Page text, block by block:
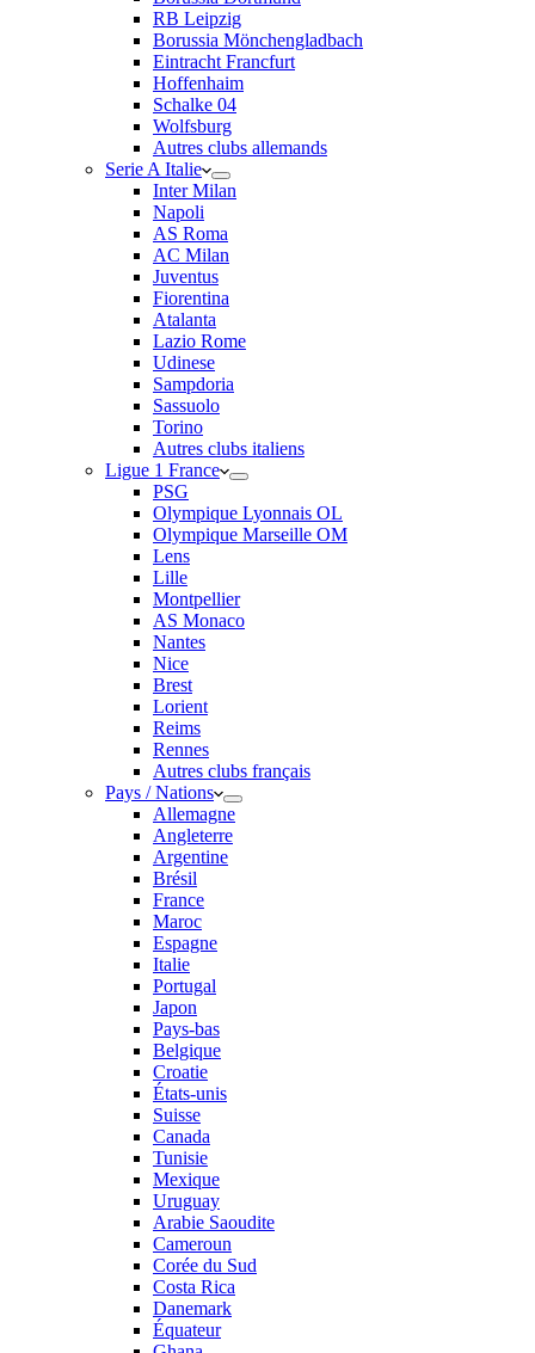
RB Leipzig
Borussia Mönchengladbach
Eintracht Francfurt
Hoffenhaim
Schalke 04
Wolfsburg
Autres clubs allemands
Serie A Italie
Inter Milan
Napoli
AS Roma
AC Milan
Juventus
Fiorentina
Atalanta
Lazio Rome
Udinese
Sampdoria
Sassuolo
Torino
Autres clubs italiens
Ligue 1 France
PSG
Olympique Lyonnais OL
Olympique Marseille OM
Lens
Lille
Montpellier
AS Monaco
Nantes
Nice
Brest
Lorient
Reims
Rennes
Autres clubs français
Pays / Nations
Allemagne
Angleterre
Argentine
Brésil
France
Maroc
Espagne
Italie
Portugal
Japon
Pays-bas
Belgique
Croatie
États-unis
Suisse
Canada
Tunisie
Mexique
Uruguay
Arabie Saoudite
Cameroun
Corée du Sud
Costa Rica
Danemark
Équateur